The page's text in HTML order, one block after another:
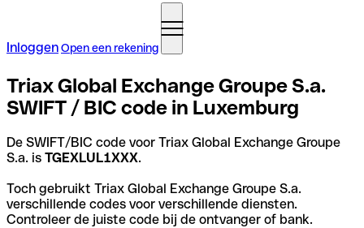
InloggenOpen een rekening
Triax Global Exchange Groupe S.a.
SWIFT / BIC code in Luxemburg
De SWIFT/BIC code voor Triax Global Exchange Groupe
S.a. is TGEXLUL1XXX.
Toch gebruikt Triax Global Exchange Groupe S.a.
verschillende codes voor verschillende diensten.
Controleer de juiste code bij de ontvanger of bank.